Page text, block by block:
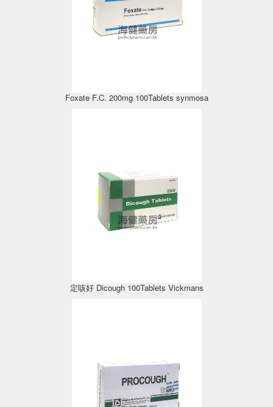
Foxate F.C. 200mg 100Tablets synmosa
定咳好 Dicough 100Tablets Vickmans